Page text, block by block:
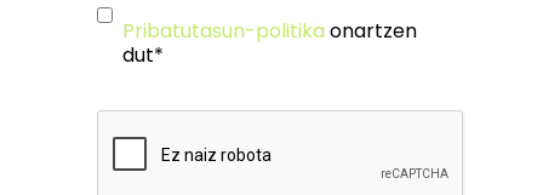
Pribatutasun-politika onartzen
dut*